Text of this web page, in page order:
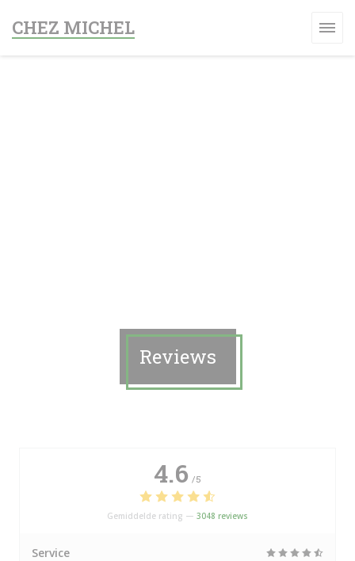
CHEZ MICHEL
Reviews
4.6 /5
Gemiddelde rating — 3048 reviews
Service